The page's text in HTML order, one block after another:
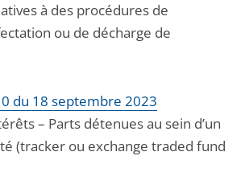
à des procédures de
ou de décharge de
du 18 septembre 2023
– Parts détenues au sein d’un
(tracker ou exchange traded fund